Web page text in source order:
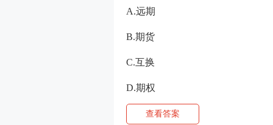
A.远期
B.期货
C.互换
D.期权
查看答案